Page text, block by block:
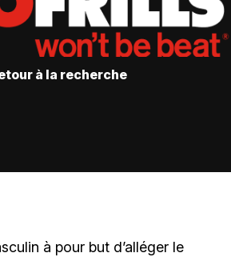
à la recherche
à pour but d’alléger le